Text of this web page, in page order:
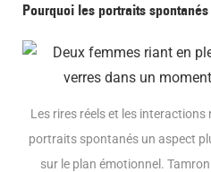
Pourquoi les portraits
Les rires réels et les
portraits spontanés un aspect
sur le plan émotionnel.